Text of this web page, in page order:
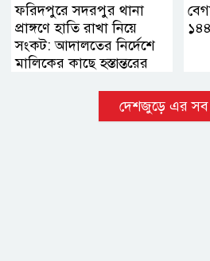
ফরিদপুরে সদরপুর থানা
প্রাঙ্গণে হাতি রাখা নিয়ে
সংকট: আদালতের নির্দেশে
মালিকের কাছে হস্তান্তরের
দেশজুড়ে এর